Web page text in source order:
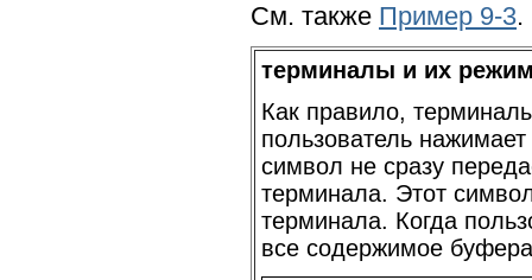
См. также Пример 9-3.
терминалы и их
Как правило,
пользователь
символ не сразу
терминала. Этот
терминала. Когда
все содержимое